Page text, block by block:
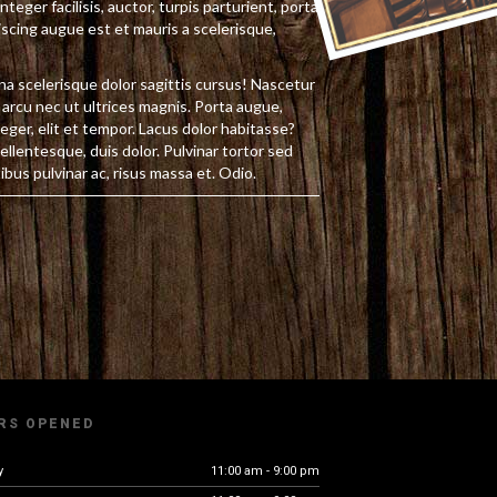
facilisis, auctor, turpis parturient, porta
augue est et mauris a scelerisque,
scelerisque dolor sagittis cursus! Nascetur
nec ut ultrices magnis. Porta augue,
elit et tempor. Lacus dolor habitasse?
duis dolor. Pulvinar tortor sed
pulvinar ac, risus massa et. Odio.
OPENED
11:00 am - 9:00 pm